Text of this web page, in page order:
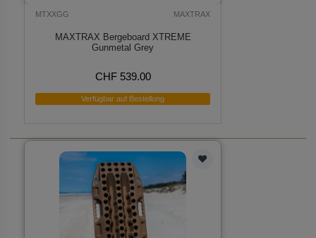
MTXXGG MAXTRAX
MAXTRAX Bergeboard XTREME
Gunmetal Grey
CHF 539.00
Verfügbar auf Bestellung